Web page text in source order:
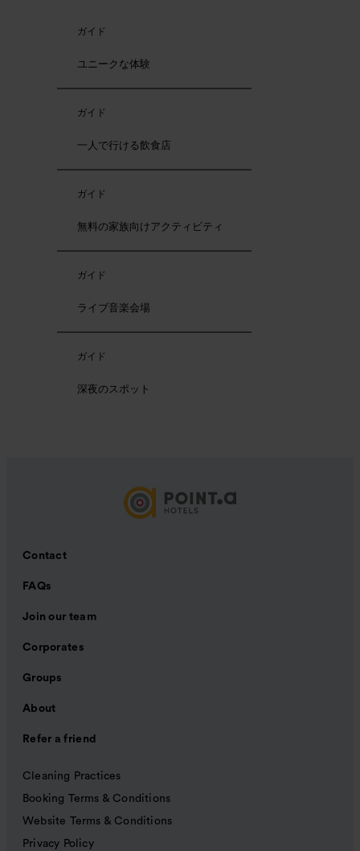
ガイド
ユニークな体験
ガイド
一人で行ける飲食店
ガイド
無料の家族向けアクティビティ
ガイド
ライブ音楽会場
ガイド
深夜のスポット
Contact
FAQs
Join our team
Corporates
Groups
About
Refer a friend
Cleaning Practices
Booking Terms & Conditions
Website Terms & Conditions
Privacy Policy